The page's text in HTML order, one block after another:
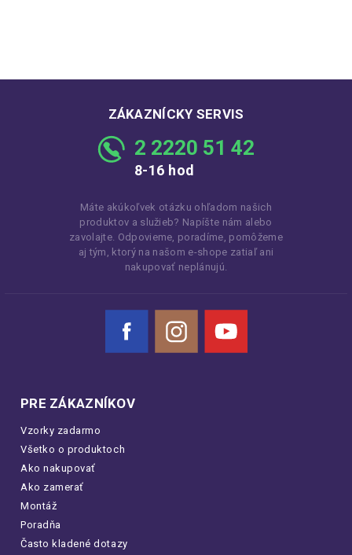
ZÁKAZNÍCKY SERVIS
2 2220 51 42
8-16 hod
Máte akúkoľvek otázku ohľadom našich
produktov a služieb? Napíšte nám alebo
zavolajte. Odpovieme, poradíme, pomôžeme
aj tým, ktorý na našom e-shope zatiaľ ani
nakupovať neplánujú.
Facebook Instagram YouTube
PRE ZÁKAZNÍKOV
Vzorky zadarmo
Všetko o produktoch
Ako nakupovať
Ako zamerať
Montáž
Poradňa
Často kladené dotazy